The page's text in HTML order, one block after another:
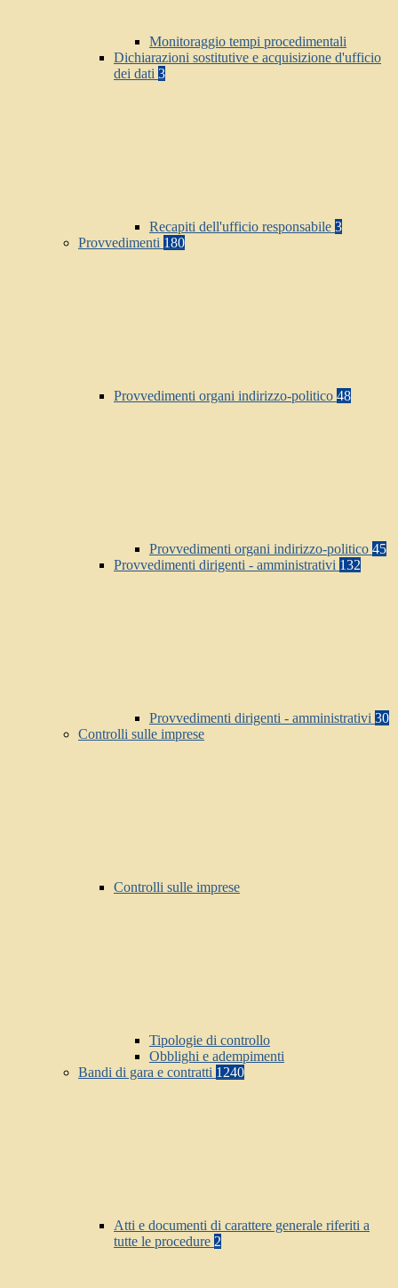
Monitoraggio tempi procedimentali
Dichiarazioni sostitutive e acquisizione d'ufficio
dei dati 3
Recapiti dell'ufficio responsabile 3
Provvedimenti 180
Provvedimenti organi indirizzo-politico 48
Provvedimenti organi indirizzo-politico 45
Provvedimenti dirigenti - amministrativi 132
Provvedimenti dirigenti - amministrativi 30
Controlli sulle imprese
Controlli sulle imprese
Tipologie di controllo
Obblighi e adempimenti
Bandi di gara e contratti 1240
Atti e documenti di carattere generale riferiti a
tutte le procedure 2